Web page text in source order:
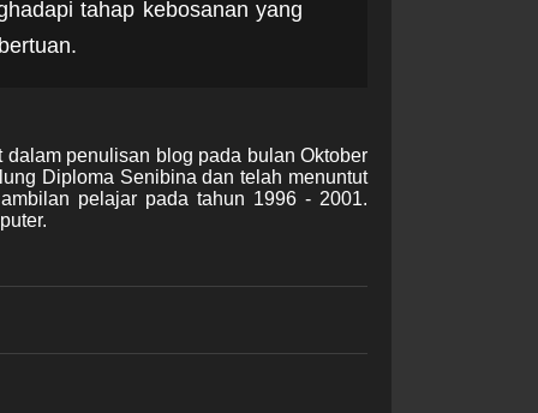
tahap kebosanan yang
penulisan blog pada bulan Oktober
Diploma Senibina dan telah menuntut
pelajar pada tahun 1996 - 2001.